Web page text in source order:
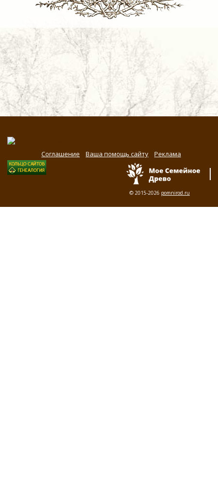
Соглашение Ваша помощь сайту Реклама
© 2015-2026 pomnirod.ru